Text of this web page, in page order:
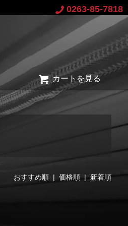
0263-85-7818
カートを見る
おすすめ順 | 価格順|新着順